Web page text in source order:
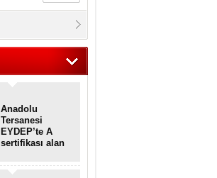
Anadolu
Tersanesi
EYDEP’te A
sertifikası alan